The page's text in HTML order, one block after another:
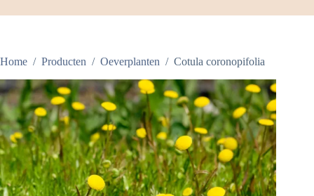
Home / Producten / Oeverplanten / Cotula coronopifolia